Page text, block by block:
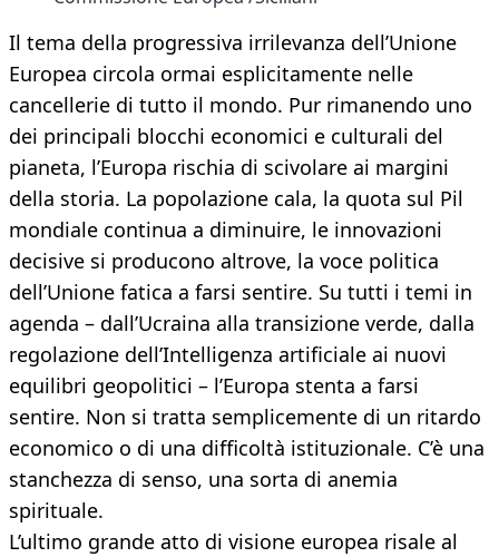
Il tema della progressiva irrilevanza dell’Unione
Europea circola ormai esplicitamente nelle
cancellerie di tutto il mondo. Pur rimanendo uno
dei principali blocchi economici e culturali del
pianeta, l’Europa rischia di scivolare ai margini
della storia. La popolazione cala, la quota sul Pil
mondiale continua a diminuire, le innovazioni
decisive si producono altrove, la voce politica
dell’Unione fatica a farsi sentire. Su tutti i temi in
agenda – dall’Ucraina alla transizione verde, dalla
regolazione dell’Intelligenza artificiale ai nuovi
equilibri geopolitici – l’Europa stenta a farsi
sentire. Non si tratta semplicemente di un ritardo
economico o di una difficoltà istituzionale. C’è una
stanchezza di senso, una sorta di anemia
spirituale.
L’ultimo grande atto di visione europea risale al